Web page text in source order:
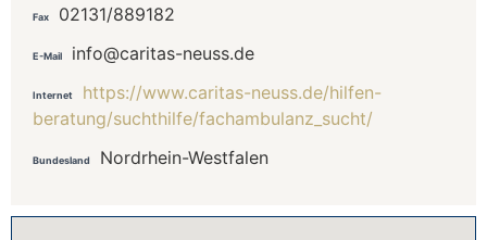
Fax 02131/889182
E-Mail info@caritas-neuss.de
Internet
https://www.caritas-neuss.de/hilfen-
beratung/suchthilfe/fachambulanz_sucht/
Bundesland Nordrhein-Westfalen